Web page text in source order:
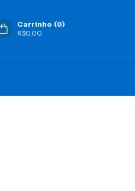
Carrinho (0)
R$0,00